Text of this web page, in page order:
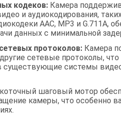
кодеков:Камера
и аудиокодирования,
AAC, MP3 и G.711A,
данных с минимальной
протоколов: Камера
другие сетевые протоколы,
существующие системы
шаговый мотор
камеры, что особенно